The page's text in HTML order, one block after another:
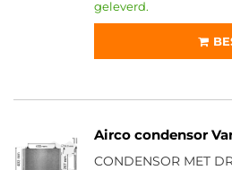
geleverd.
Airco condensor
CONDENSOR MET